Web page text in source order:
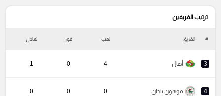
ترتيب الفريفين
# الفريق لعب فوز تعادل
3 أهال 4
0
1
4 موهون باجان 0
0
0